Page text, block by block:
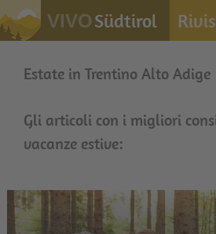
VIVOSüdtirol
Estate in Trentino Alto Adige
Gli articoli con i migliori
vacanze estive: